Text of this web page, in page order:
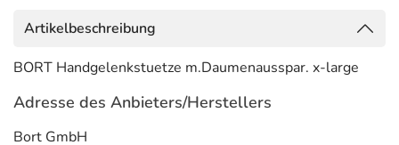
Artikelbeschreibung
BORT Handgelenkstuetze m.Daumenausspar. x-large
Adresse des Anbieters/Herstellers
Bort GmbH